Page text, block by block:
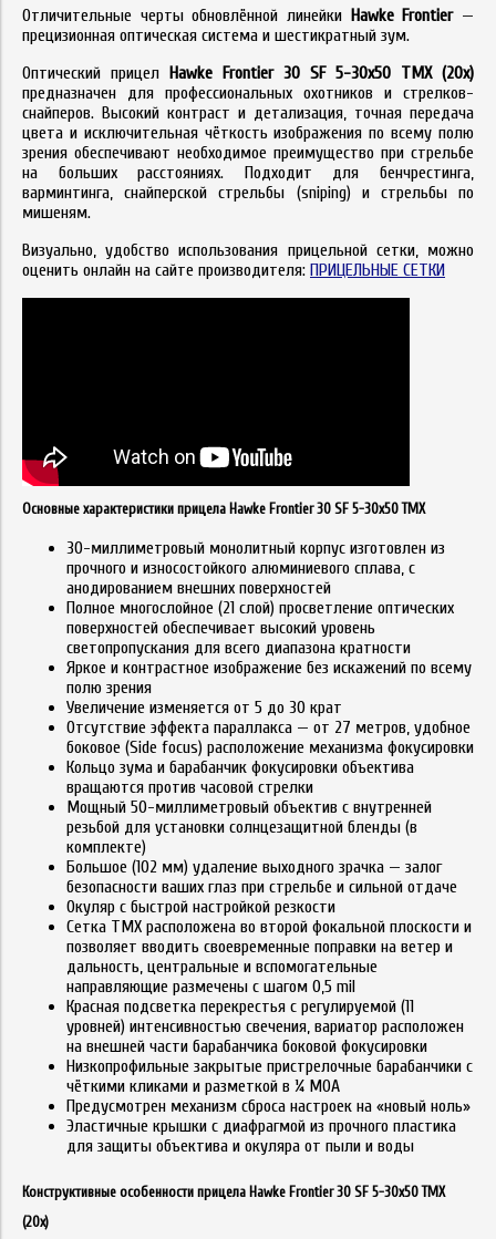
Отличительные черты обновлённой линейки Hawke Frontier—
прецизионная оптическая система и шестикратный зум.
Оптический прицел Hawke Frontier 30 SF 5-30x50 TMX (20x)
предназначен для профессиональных охотников и стрелков-
снайперов. Высокий контраст и детализация, точная передача
цвета и исключительная чёткость изображения по всему полю
зрения обеспечивают необходимое преимущество при стрельбе
на больших расстояниях. Подходит для бенчрестинга,
варминтинга, снайперской стрельбы (sniping) и стрельбы по
мишеням.
Визуально, удобствоиспользования прицельной сетки, можно
оценить онлайн на сайте производителя: ПРИЦЕЛЬНЫЕ СЕТКИ
Основные характеристики прицела Hawke Frontier 30 SF 5-30x50 TMX
30-миллиметровый монолитный корпус изготовлен из
прочного и износостойкого алюминиевого сплава, с
анодированием внешних поверхностей
Полное многослойное (21 слой) просветление оптических
поверхностей обеспечивает высокий уровень
светопропускания для всего диапазона кратности
Яркое и контрастное изображение без искажений по всему
полю зрения
Увеличение изменяется от 5 до 30 крат
Отсутствие эффекта параллакса — от 27 метров, удобное
боковое (Side focus) расположение механизма фокусировки
Кольцо зума и барабанчик фокусировки объектива
вращаются против часовой стрелки
Мощный 50-миллиметровый объектив с внутренней
резьбой для установки солнцезащитной бленды (в
комплекте)
Большое (102 мм) удаление выходного зрачка — залог
безопасности ваших глаз при стрельбе и сильной отдаче
Окуляр с быстрой настройкой резкости
Сетка TMX расположена во второй фокальной плоскости и
позволяет вводить своевременные поправки на ветер и
дальность, центральные и вспомогательные
направляющие размечены с шагом 0,5 mil
Красная подсветка перекрестья с регулируемой (11
уровней) интенсивностью свечения, вариатор расположен
на внешней части барабанчика боковой фокусировки
Низкопрофильные закрытые пристрелочные барабанчики с
чёткими кликами и разметкой в ¼ MOA
Предусмотрен механизм сброса настроек на «новый ноль»
Эластичные крышки с диафрагмой из прочного пластика
для защиты объектива и окуляра от пыли и воды
Конструктивные особенности прицела Hawke Frontier 30 SF 5-30x50 TMX
(20x)